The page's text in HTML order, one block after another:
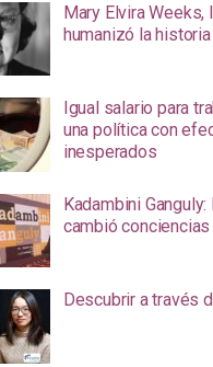
Mary Elvira Weeks,
humanizó la
Igual salario para
una política con
inesperados
Kadambini
cambió
Descubrir a través